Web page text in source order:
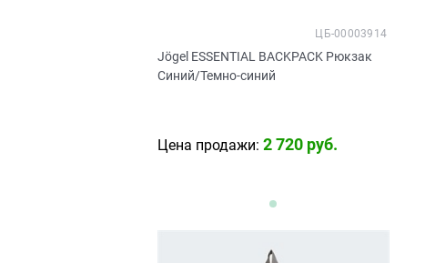
Jögel ESSENTIAL BACKPACK Рюкзак
Синий/Темно-синий
ЦБ-00003914
Цена продажи: 2 720 руб.